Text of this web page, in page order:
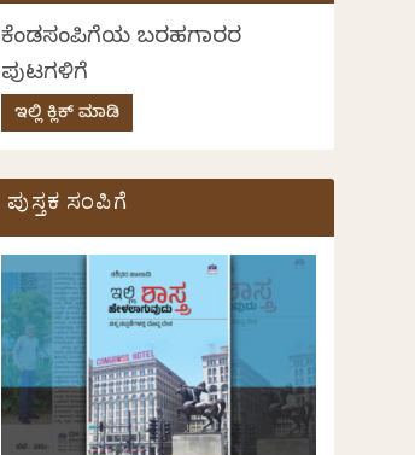
ಕೆಂಡಸಂಪಿಗೆಯ ಬರಹಗಾರರ
ಪುಟಗಳಿಗೆ
ಇಲ್ಲಿ ಕ್ಲಿಕ್ ಮಾಡಿ
ಪುಸ್ತಕ ಸಂಪಿಗೆ